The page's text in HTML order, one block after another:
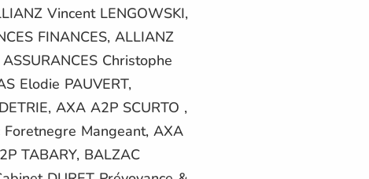
Vincent LENGOWSKI,
FINANCES, ALLIANZ
Christophe
Elodie PAUVERT,
AXA A2P SCURTO ,
Foretnegre Mangeant, AXA
TABARY, BALZAC